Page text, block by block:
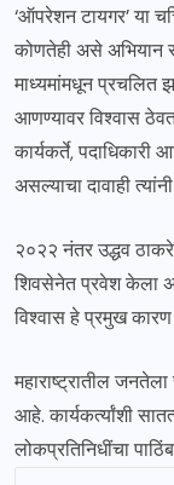
‘ऑपरेशन टायगर’ या
कोणतेही असे अभियान
माध्यमांमधून प्रचलित
आणण्यावर विश्वास
कार्यकर्ते,
असल्याचा दावाही
२०२२ नंतर उद्धव
शिवसेनेत प्रवेश केला
विश्वास हे प्रमुख
महाराष्ट्रातील
आहे. कार्यकर्त्यांशी
लोकप्रतिनिधींचा